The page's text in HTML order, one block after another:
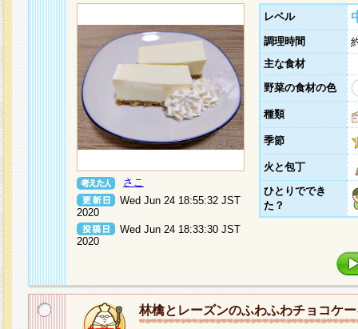
さこ
Wed Jun 24 18:55:32 JST
2020
Wed Jun 24 18:33:30 JST
2020
レベル
調理時間
主な食材
野菜の食材の色
種類
季節
火と包丁
ひとりででき
た？
林檎とレーズンのふわふわチョコケ